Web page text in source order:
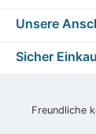
Unsere
Sicher
Freundliche